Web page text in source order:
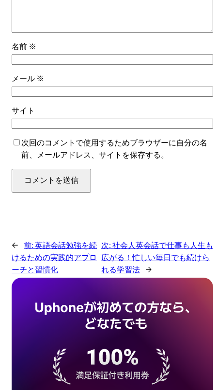
名前 ※
メール ※
サイト
次回のコメントで使用するためブラウザーに自分の名
前、メールアドレス、サイトを保存する。
← 前: 英語会話勉強を続
けるための実践的アプロ
ーチと習慣化
次: 社会人英会話で仕事も人生も
広がる！忙しい毎日でも続けら
れる学習法
→